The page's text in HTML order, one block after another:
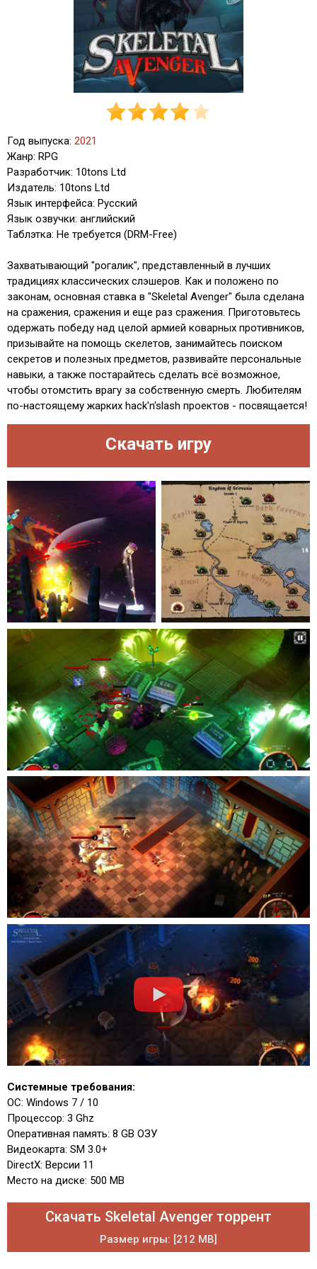
Год выпуска: 2021
Жанр: RPG
Разработчик: 10tons Ltd
Издатель: 10tons Ltd
Язык интерфейса: Русский
Язык озвучки: английский
Таблэтка: Не требуется (DRM-Free)
Захватывающий "рогалик", представленный в лучших
традициях классических слэшеров. Как и положено по
законам, основная ставка в "Skeletal Avenger" была сделана
на сражения, сражения и еще раз сражения. Приготовьтесь
одержать победу над целой армией коварных противников,
призывайте на помощь скелетов, занимайтесь поиском
секретов и полезных предметов, развивайте персональные
навыки, а также постарайтесь сделать всё возможное,
чтобы отомстить врагу за собственную смерть. Любителям
по-настоящему жарких hack'n'slash проектов - посвящается!
Скачать игру
Системные требования:
ОС: Windows 7 / 10
Процессор: 3 Ghz
Оперативная память: 8 GB ОЗУ
Видеокарта: SM 3.0+
DirectX: Версии 11
Место на диске: 500 MB
Скачать Skeletal Avenger торрент
Размер игры: [212 MB]